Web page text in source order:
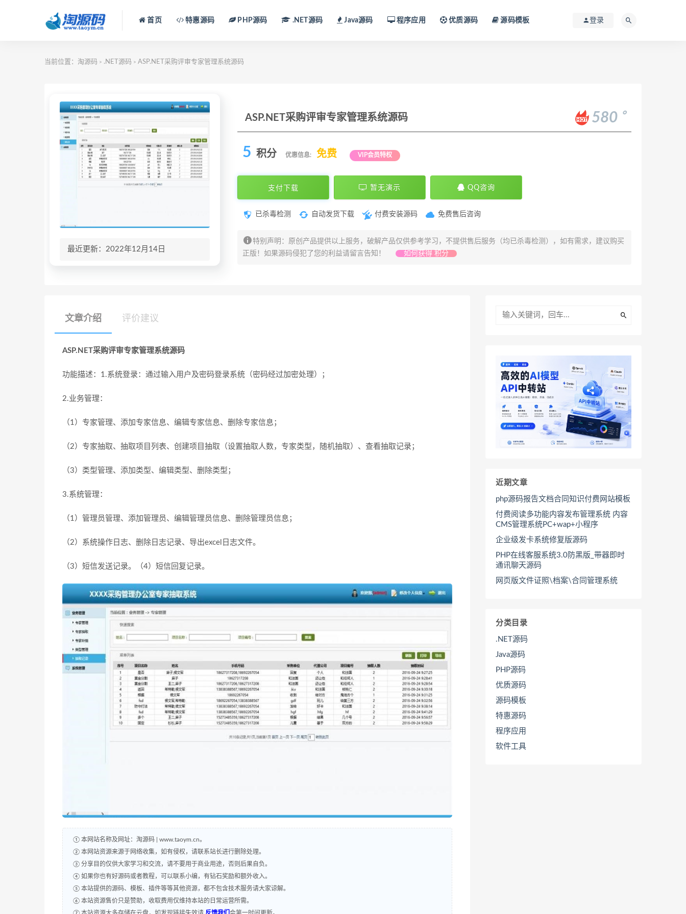
首页 特惠源码 PHP源码 .NET源码 Java源码 程序应用 优质源码 源码模板 登录
当前位置： 淘源码 > .NET源码 > ASP.NET采购评审专家管理系统源码
最近更新：2022年12月14日
ASP.NET采购评审专家管理系统源码 580
。
5 积分 优惠信息: 免费 VIP会员特权
支付下载 暂无演示 QQ咨询
已杀毒检测 自动发货下载 付费安装源码 免费售后咨询
特别声明：原创产品提供以上服务，破解产品仅供参考学习，不提供售后服务（均已杀毒检测），如有需求，建议购买
正版！如果源码侵犯了您的利益请留言告知！
如何获得 积分
文章介绍 评价建议
ASP.NET采购评审专家管理系统源码
功能描述：1.系统登录：通过输入用户及密码登录系统（密码经过加密处理）；
2.业务管理：
（1）专家管理、添加专家信息、编辑专家信息、删除专家信息；
（2）专家抽取、抽取项目列表、创建项目抽取（设置抽取人数，专家类型，随机抽取）、查看抽取记录；
（3）类型管理、添加类型、编辑类型、删除类型；
3.系统管理：
（1）管理员管理、添加管理员、编辑管理员信息、删除管理员信息；
（2）系统操作日志、删除日志记录、导出excel日志文件。
（3）短信发送记录。（4）短信回复记录。
① 本网站名称及网址：淘源码 | www.taoym.cn。
② 本网站资源来源于网络收集，如有侵权，请联系站长进行删除处理。
③ 分享目的仅供大家学习和交流，请不要用于商业用途，否则后果自负。
④ 如果你也有好源码或者教程，可以联系小编，有钻石奖励和额外收入。
⑤ 本站提供的源码、模板、插件等等其他资源，都不包含技术服务请大家谅解。
⑥ 本站资源售价只是赞助，收取费用仅维持本站的日常运营所需。
近期文章
php源码报告文档合同知识付费网站模板
付费阅读多功能内容发布管理系统 内容
CMS管理系统PC+wap+小程序
企业级发卡系统修复版源码
PHP在线客服系统3.0防黑版_带器即时
通讯聊天源码
网页版文件证照\档案\合同管理系统
分类目录
.NET源码
Java源码
PHP源码
优质源码
源码模板
特惠源码
程序应用
软件工具